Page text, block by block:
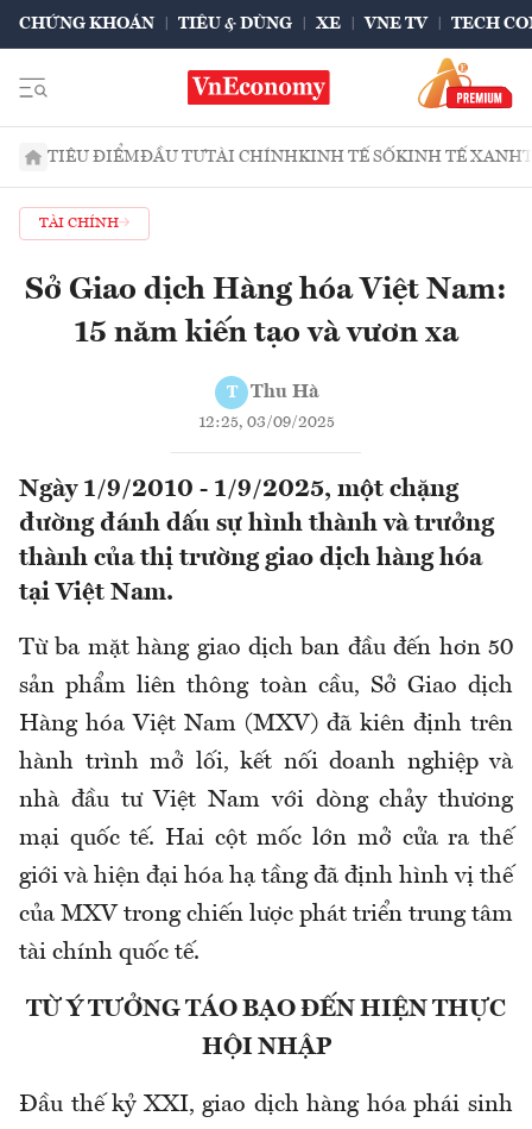
CHỨNG KHOÁN TIÊU & DÙNG XE VNE TV TECH
TIÊU ĐIỂMĐẦU TƯTÀI CHÍNHKINH TẾ SỐKINH TẾ XANH
TÀI CHÍNH
Sở Giao dịch Hàng hóa Việt Nam:
15 năm kiến tạo và vươn xa
T Thu Hà
12:25, 03/09/2025
Ngày 1/9/2010 - 1/9/2025, một chặng
đường đánh dấu sự hình thành và trưởng
thành của thị trường giao dịch hàng hóa
tại Việt Nam.
Từ ba mặt hàng giao dịch ban đầu đến hơn 50
sản phẩm liên thông toàn cầu, Sở Giao dịch
Hàng hóa Việt Nam (MXV) đã kiên định trên
hành trình mở lối, kết nối doanh nghiệp và
nhà đầu tư Việt Nam với dòng chảy thương
mại quốc tế. Hai cột mốc lớn mở cửa ra thế
giới và hiện đại hóa hạ tầng đã định hình vị thế
của MXV trong chiến lược phát triển trung tâm
tài chính quốc tế.
TỪ Ý TƯỞNG TÁO BẠO ĐẾN HIỆN THỰC
HỘI NHẬP
Đầu thế kỷ XXI, giao dịch hàng hóa phái sinh